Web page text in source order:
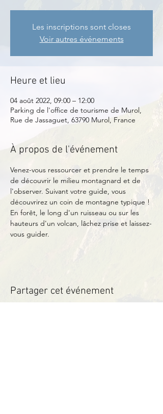
Les inscriptions sont closes
Voir autres événements
Heure et lieu
04 août 2022, 09:00 – 12:00
Parking de l'office de tourisme de Murol,
Rue de Jassaguet, 63790 Murol, France
À propos de l'événement
Venez-vous ressourcer et prendre le temps
de découvrir le milieu montagnard et de
l'observer. Suivant votre guide, vous
découvrirez un coin de montagne typique !
En forêt, le long d'un ruisseau ou sur les
hauteurs d'un volcan, lâchez prise et laissez-
vous guider.
Partager cet événement